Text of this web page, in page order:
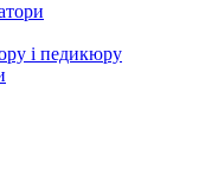
і педикюру